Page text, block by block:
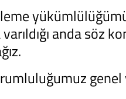
HOME
ŞIRKET
anda söz